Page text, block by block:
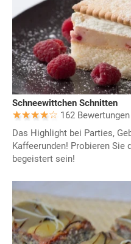
Schneewittchen Schnitten
162 Bewertungen
Das Highlight bei Parties,
Kaffeerunden! Probieren Sie
begeistert sein!